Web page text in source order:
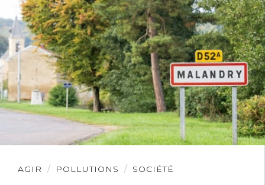
AGIR POLLUTIONS SOCIÉTÉ
Lire